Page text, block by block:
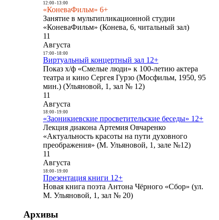
12:00- 13:00
«КоневаФильм» 6+
Занятие в мультипликационной студии
«КоневаФильм» (Конева, 6, читальный зал)
11
Августа
17:00- 18:00
Виртуальный концертный зал 12+
Показ х/ф «Смелые люди» к 100-летию актера
театра и кино Сергея Гурзо (Мосфильм, 1950, 95
мин.) (Ульяновой, 1, зал № 12)
11
Августа
18:00- 19:00
«Заоникиевские просветительские беседы» 12+
Лекция диакона Артемия Овчаренко
«Актуальность красоты на пути духовного
преображения» (М. Ульяновой, 1, зале №12)
11
Августа
18:00- 19:00
Презентация книги 12+
Новая книга поэта Антона Чёрного «Сбор» (ул.
М. Ульяновой, 1, зал № 20)
Архивы